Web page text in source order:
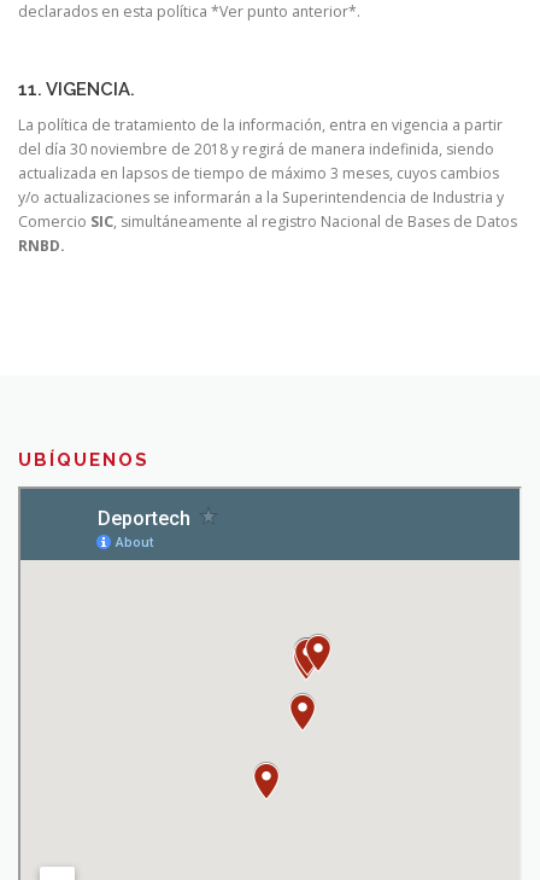
declarados en esta política *Ver punto anterior*.
11. VIGENCIA.
La política de tratamiento de la información, entra en vigencia a partir
del día 30 noviembre de 2018 y regirá de manera indefinida, siendo
actualizada en lapsos de tiempo de máximo 3 meses, cuyos cambios
y/o actualizaciones se informarán a la Superintendencia de Industria y
Comercio SIC, simultáneamente al registro Nacional de Bases de Datos
RNBD.
UBÍQUENOS